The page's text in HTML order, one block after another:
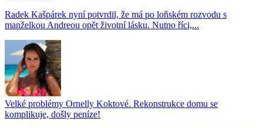
Radek Kašpárek nyní potvrdil, že má po loňském rozvodu s
manželkou Andreou opět životní lásku. Nutno říci,...
Velké problémy Ornelly Koktové. Rekonstrukce domu se
komplikuje, došly peníze!